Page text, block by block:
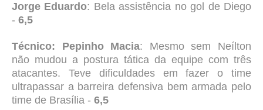
Jorge Eduardo: Bela assistência no gol de Diego
- 6,5
Técnico: Pepinho Macia: Mesmo sem Neílton
não mudou a postura tática da equipe com três
atacantes. Teve dificuldades em fazer o time
ultrapassar a barreira defensiva bem armada pelo
time de Brasília - 6,5